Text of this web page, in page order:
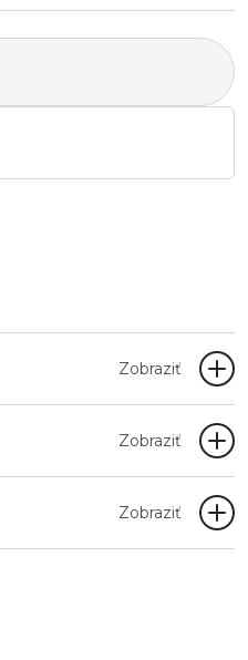
Zobraziť
Zobraziť
Zobraziť